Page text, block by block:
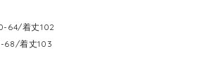
64/着丈102
着丈103